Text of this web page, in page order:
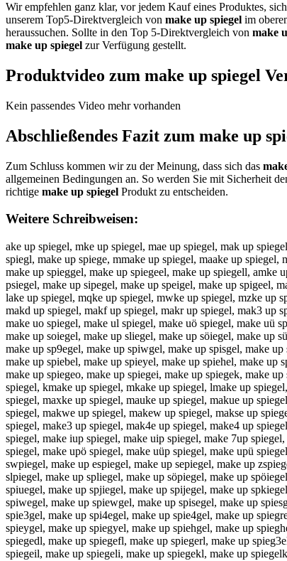
Wir empfehlen ganz klar, vor jedem Kauf eines Produktes,
unserem Top5-Direktvergleich von make up spiegel im
heraussuchen. Sollte in den Top 5-Direktvergleich von make
make up spiegel zur Verfügung gestellt.
Produktvideo zum make up spiegel
Kein passendes Video mehr vorhanden
Abschließendes Fazit zum make up
Zum Schluss kommen wir zu der Meinung, dass sich das
allgemeinen Bedingungen an. So werden Sie mit Sicherheit
richtige make up spiegel Produkt zu entscheiden.
Weitere Schreibweisen:
ake up spiegel, mke up spiegel, mae up spiegel, mak up
spiegl, make up spiege, mmake up spiegel, maake up
make up spieggel, make up spiegeel, make up spiegell, amke
psiegel, make up sipegel, make up speigel, make up spigeel,
lake up spiegel, mqke up spiegel, mwke up spiegel, mzke up
makd up spiegel, makf up spiegel, makr up spiegel, mak3 up
make uo spiegel, make ul spiegel, make uö spiegel, make uü
make up soiegel, make up sliegel, make up söiegel, make up
make up sp9egel, make up spiwgel, make up spisgel, make
make up spiebel, make up spieyel, make up spiehel, make
make up spiegeo, make up spiegei, make up spiegek, make
spiegel, kmake up spiegel, mkake up spiegel, lmake up
spiegel, maxke up spiegel, mauke up spiegel, makue up
spiegel, makwe up spiegel, makew up spiegel, makse up
spiegel, make3 up spiegel, mak4e up spiegel, make4 up
spiegel, make iup spiegel, make uip spiegel, make 7up
spiegel, make upö spiegel, make uüp spiegel, make upü
swpiegel, make up espiegel, make up sepiegel, make up
slpiegel, make up spliegel, make up söpiegel, make up
spiuegel, make up spjiegel, make up spijegel, make up
spiwegel, make up spiewgel, make up spisegel, make up
spie3gel, make up spi4egel, make up spie4gel, make up
spieygel, make up spiegyel, make up spiehgel, make up
spiegedl, make up spiegefl, make up spiegerl, make up
spiegeil, make up spiegeli, make up spiegekl, make up